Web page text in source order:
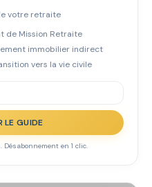
votre retraite
de Mission Retraite
immobilier indirect
vers la vie civile
LE GUIDE
Désabonnement en 1 clic.